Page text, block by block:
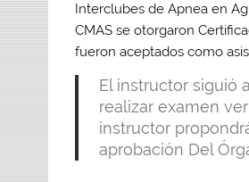
Interclubes de Apnea en
CMAS se otorgaron
fueron aceptados como
El instructor siguió
realizar examen
instructor
aprobación Del